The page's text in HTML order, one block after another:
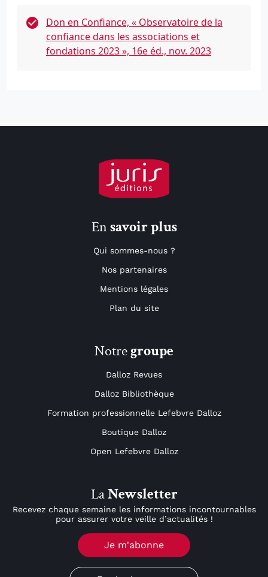
Don en Confiance, « Observatoire de la
confiance dans les associations et
fondations 2023 », 16e éd., nov. 2023
Ensavoir plus
Qui sommes-nous ?
Nos partenaires
Mentions légales
Plan du site
Notregroupe
Dalloz Revues
Dalloz Bibliothèque
Formation professionnelle Lefebvre Dalloz
Boutique Dalloz
Open Lefebvre Dalloz
LaNewsletter
Recevez chaque semaine les informations incontournables
pour assurer votre veille d’actualités !
Je m'abonne